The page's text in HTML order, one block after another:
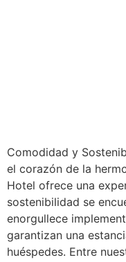
Comodidad y
el corazón de la
Hotel ofrece una
sostenibilidad se
enorgullece
garantizan una
huéspedes. Entre